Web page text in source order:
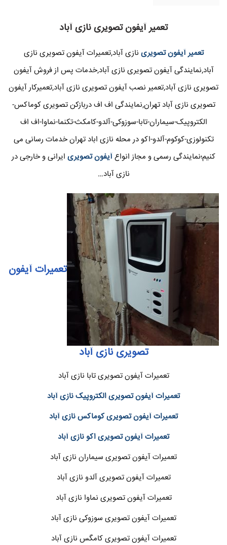
تعمیر آیفون تصویری نازی آباد
تعمیر آیفون تصویری نازی آباد,تعمیرات آیفون تصویری نازی
آباد,نمایندگی آیفون تصویری نازی آباد,خدمات پس از فروش آیفون
تصویری نازی آباد,تعمیر نصب آیفون تصویری نازی آباد,تعمیرکار آیفون
تصویری نازی آباد تهران,نمایندگی اف اف دربازکن تصویری کوماکس-
الکتروپیک-سیماران-تابا-سوزوکی-آلدو-کامکث-تکنما-نماوا-اف اف
تکنولوزی-کوکوم-آلدو-اکو در محله نازی اباد تهران خدمات رسانی می
کنیم؛نمایندگی رسمی و مجاز انواعآیفون تصویری ایرانی و خارجی در
نازی آباد…
تعمیرات آیفون
تصویری نازی آباد
تعمیرات آیفون تصویری تابا نازی آباد
تعمیرات آیفون تصویری الکتروپیک نازی آباد
تعمیرات آیفون تصویری کوماکس نازی آباد
تعمیرات آیفون تصویری اکو نازی آباد
تعمیرات آیفون تصویری سیماران نازی آباد
تعمیرات آیفون تصویری آلدو نازی آباد
تعمیرات آیفون تصویری نماوا نازی آباد
تعمیرات آیفون تصویری سوزوکی نازی آباد
تعمیرات آیفون تصویری کامگس نازی آباد